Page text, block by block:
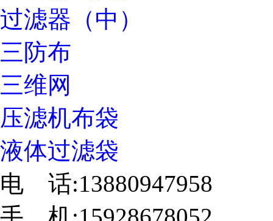
过滤器（中）
三防布
三维网
压滤机布袋
液体过滤袋
电 话:13880947958